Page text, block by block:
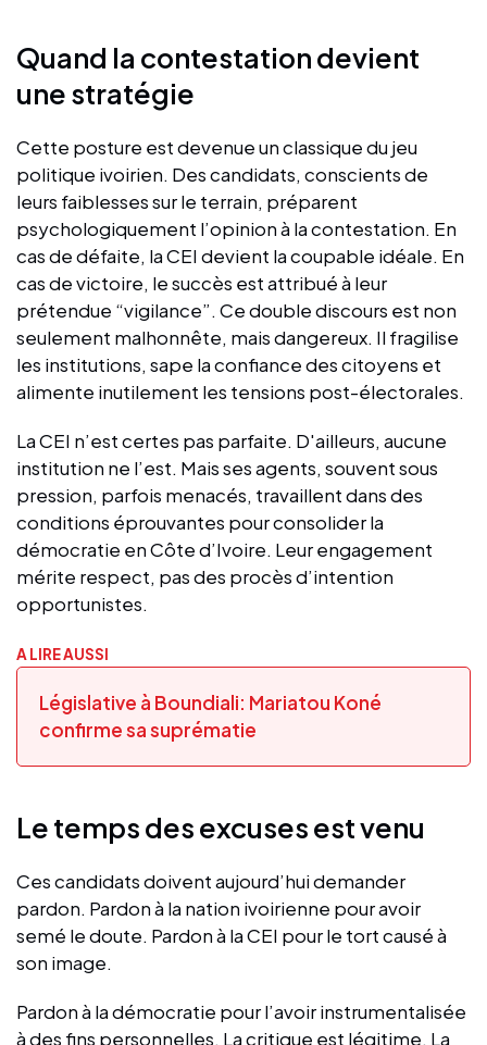
Quand la contestation devient
une stratégie
Cette posture est devenue un classique du jeu
politique ivoirien. Des candidats, conscients de
leurs faiblesses sur le terrain, préparent
psychologiquement l’opinion à la contestation. En
cas de défaite, la CEI devient la coupable idéale. En
cas de victoire, le succès est attribué à leur
prétendue “vigilance”. Ce double discours est non
seulement malhonnête, mais dangereux. Il fragilise
les institutions, sape la confiance des citoyens et
alimente inutilement les tensions post-électorales.
La CEI n’est certes pas parfaite. D'ailleurs, aucune
institution ne l’est. Mais ses agents, souvent sous
pression, parfois menacés, travaillent dans des
conditions éprouvantes pour consolider la
démocratie en Côte d’Ivoire. Leur engagement
mérite respect, pas des procès d’intention
opportunistes.
A LIRE AUSSI
Législative à Boundiali: Mariatou Koné
confirme sa suprématie
Le temps des excuses est venu
Ces candidats doivent aujourd’hui demander
pardon. Pardon à la nation ivoirienne pour avoir
semé le doute. Pardon à la CEI pour le tort causé à
son image.
Pardon à la démocratie pour l’avoir instrumentalisée
à des fins personnelles. La critique est légitime. La